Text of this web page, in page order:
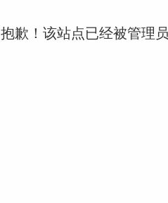
抱歉！该站点已经被管理